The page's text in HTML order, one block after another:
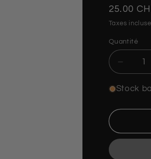
Prix
habituel
25.00
Taxes
Quantité
Quantité
Réduire
la
rasage
Stock